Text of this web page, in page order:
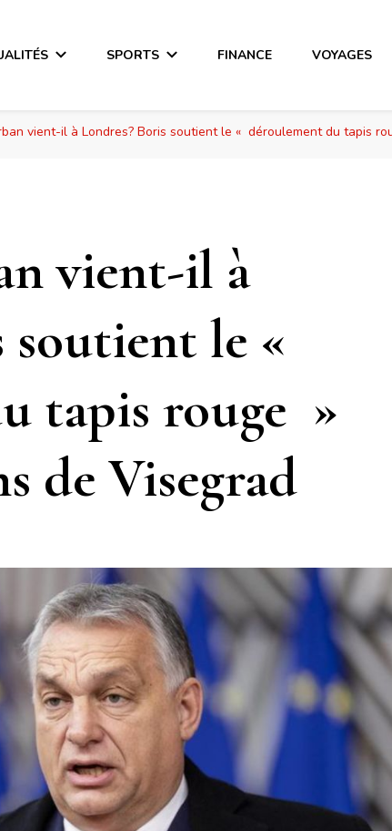
SPORTS FINANCE VOYAGES
vient-il à Londres? Boris soutient le « déroulement du tapis
vient-il à
soutient le «
tapis rouge »
de Visegrad